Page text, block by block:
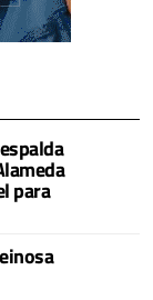
para